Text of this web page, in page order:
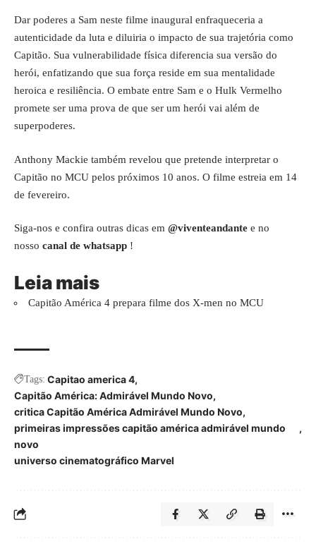
Dar poderes a Sam neste filme inaugural enfraqueceria a
autenticidade da luta e diluiria o impacto de sua trajetória como
Capitão. Sua vulnerabilidade física diferencia sua versão do
herói, enfatizando que sua força reside em sua mentalidade
heroica e resiliência. O embate entre Sam e o Hulk Vermelho
promete ser uma prova de que ser um herói vai além de
superpoderes.
Anthony Mackie também revelou que pretende interpretar o
Capitão no MCU pelos próximos 10 anos. O filme estreia em 14
de fevereiro.
Siga-nos e confira outras dicas em @viventeandante e no
nosso canal de whatsapp !
Leia mais
Capitão América 4 prepara filme dos X-men no MCU
Tags: Capitao america 4
Capitão América: Admirável Mundo Novo
critica Capitão América Admirável Mundo Novo
primeiras impressões capitão américa admirável mundo
novo
universo cinematográfico Marvel